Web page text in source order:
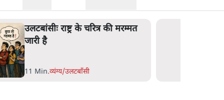
उलटबांसीः राष्ट्र के चरित्र की मरम्मत
जारी है
11 Min. व्यंग्य/उलटबाँसी